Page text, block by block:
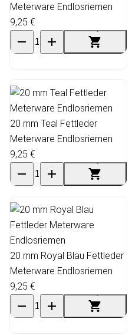
Meterware Endlosriemen
9,25 €
20 mm Teal Fettleder
Meterware Endlosriemen
9,25 €
20 mm Royal Blau Fettleder
Meterware Endlosriemen
9,25 €